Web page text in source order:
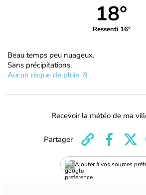
18°
Ressenti 16°
Beau temps peu nuageux.
Sans précipitations.
Aucun risque de pluie
Recevoir la météo de ma
Ajouter à vos sources
Partager